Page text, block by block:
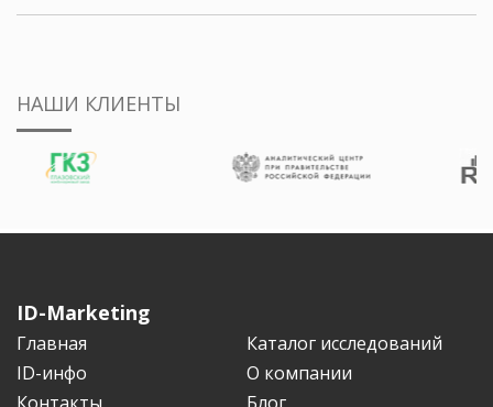
НАШИ КЛИЕНТЫ
ID-Marketing
Главная
Каталог исследований
ID-инфо
О компании